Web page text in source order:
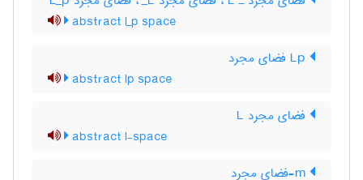
abstract l_p space
abstract lp space
فضای مجرد L
abstract l-space